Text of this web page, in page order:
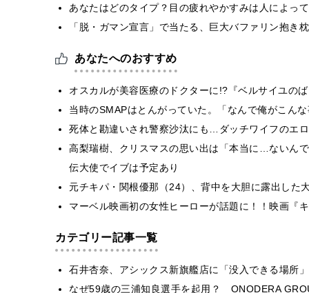
あなたはどのタイプ？目の疲れやかすみは人によっ
「脱・ガマン宣言」で当たる、巨大バファリン抱き
あなたへのおすすめ
オスカルが美容医療のドクターに!?『ベルサイユの
当時のSMAPはとんがっていた。「なんで俺がこん
死体と勘違いされ警察沙汰にも…ダッチワイフのエ
高梨瑞樹、クリスマスの思い出は「本当に…ない
伝大使でイブは予定あり
元チキパ・関根優那（24）、背中を大胆に露出した
マーベル映画初の女性ヒーローが話題に！！映画『
カテゴリー記事一覧
石井杏奈、アシックス新旗艦店に「没入できる場所
なぜ59歳の三浦知良選手を起用？ ONODERA